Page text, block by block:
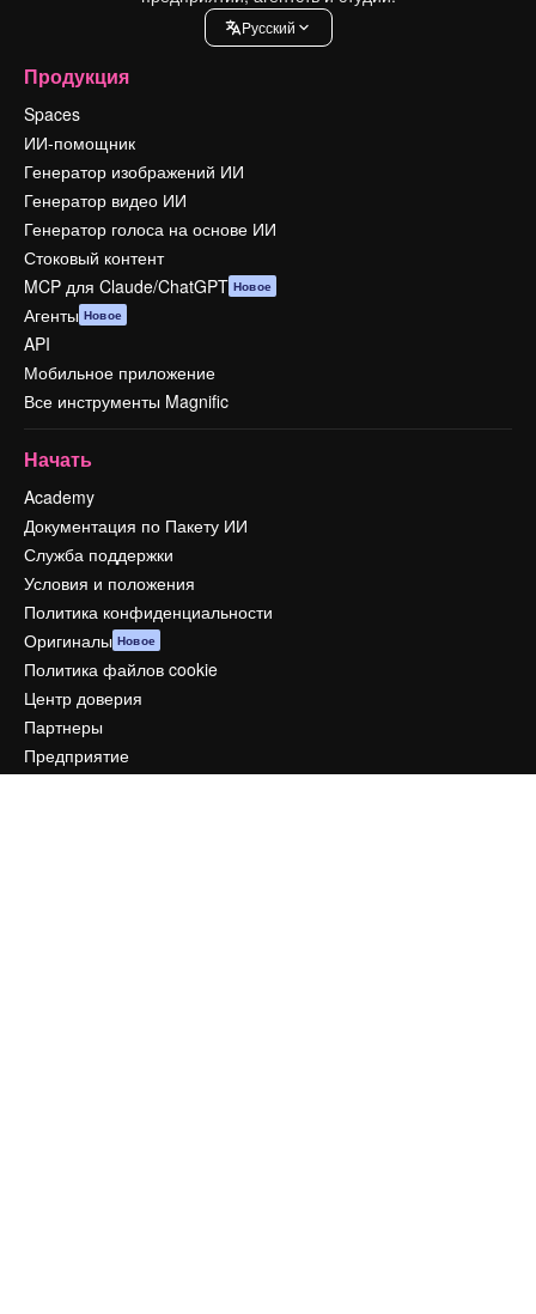
Pусский
Продукция
Spaces
ИИ-помощник
Генератор изображений ИИ
Генератор видео ИИ
Генератор голоса на основе ИИ
Стоковый контент
MCP для Claude/ChatGPT Новое
Агенты Новое
API
Мобильное приложение
Все инструменты Magnific
Начать
Academy
Документация по Пакету ИИ
Служба поддержки
Условия и положения
Политика конфиденциальности
Оригиналы Новое
Политика файлов cookie
Центр доверия
Партнеры
Предприятие